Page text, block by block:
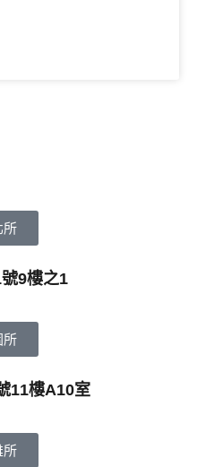
所
9樓之1
所
11樓A10室
所